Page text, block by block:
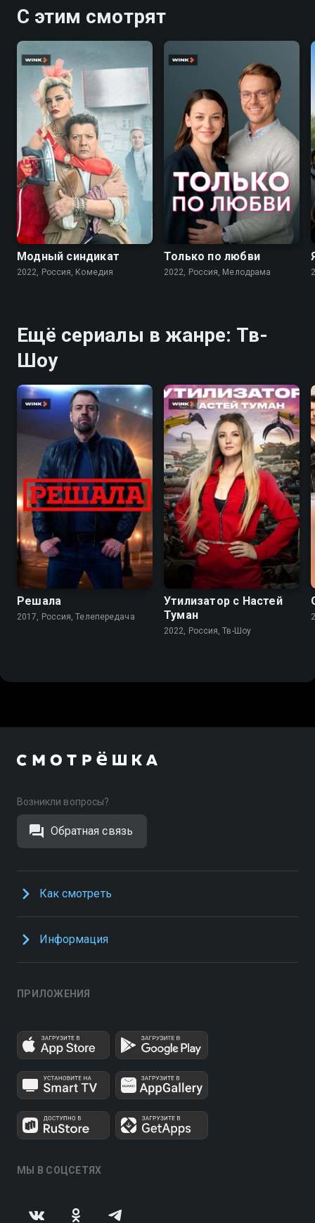
С этим смотрят
7.6
Модный синдикат
2022, Россия, Комедия
Только по любви
2022, Россия, Мелодрама
Ещё сериалы в жанре: Тв-
Шоу
7.5
Решала
2017, Россия, Телепередача
Утилизатор с Настей
Туман
2022, Россия, Тв-Шоу
Возникли вопросы?
Обратная связь
Как смотреть
Информация
ПРИЛОЖЕНИЯ
МЫ В СОЦСЕТЯХ